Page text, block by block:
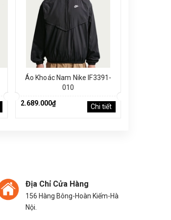
Áo Khoác Nam Nike IF3391-
010
2.689.000₫
Chi tiết
Địa Chỉ Cửa Hàng
156 Hàng Bông-Hoàn Kiếm-Hà
Nội.